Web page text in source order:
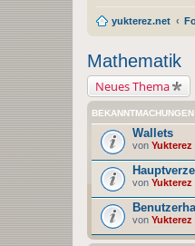
yukterez.net
Mathematik
Neues Thema
BEKANNTMACHUNGEN
Wallets
von Yukterez
von Yukterez
von Yukterez